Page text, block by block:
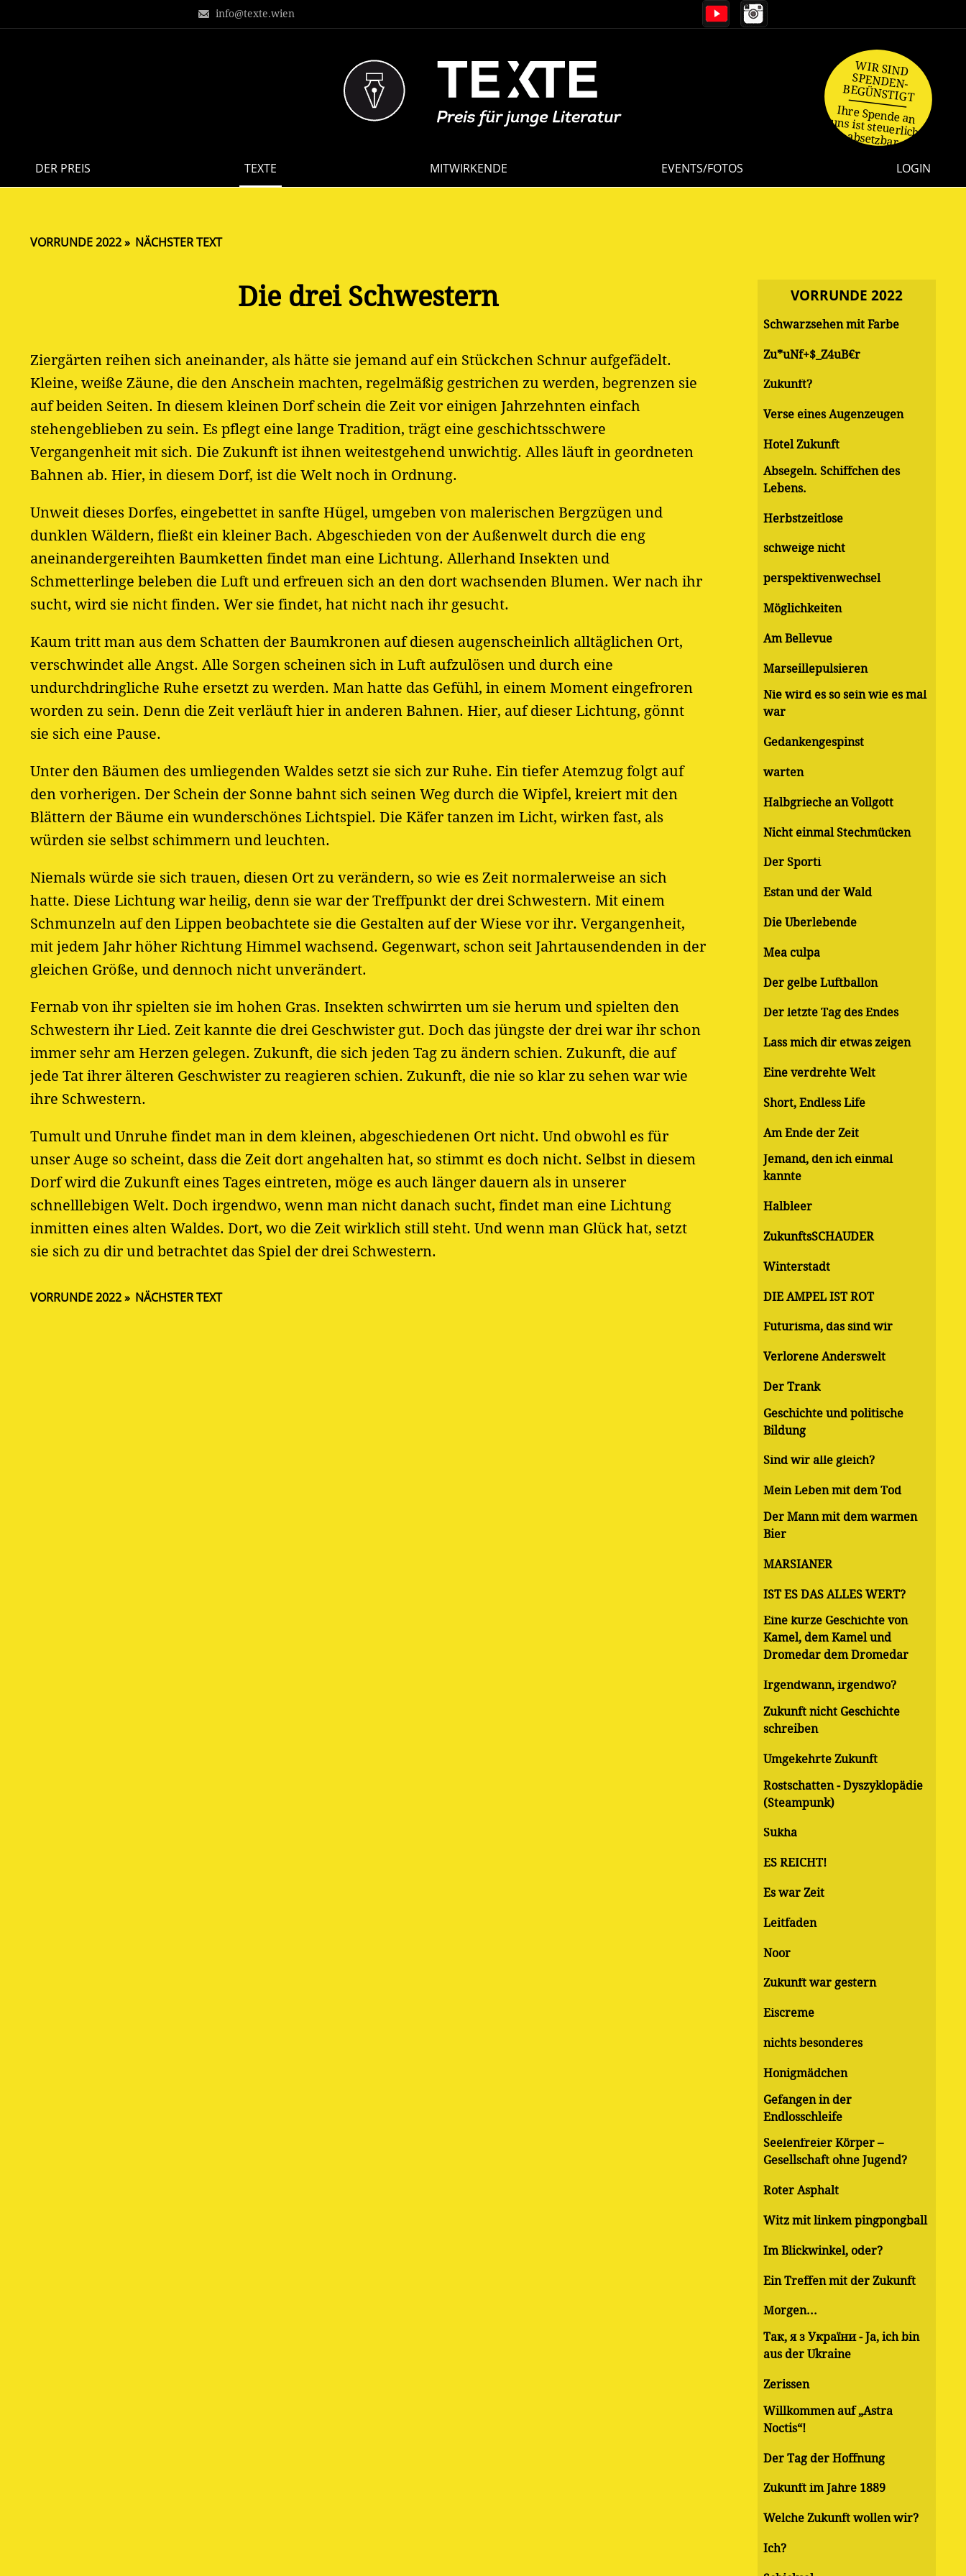
info@texte.wien
NAVIGATION
DER PREIS TEXTE MITWIRKENDE EVENTS/FOTOS LOGIN
WIR SIND
SPENDEN-
BEGÜNSTIGT
Ihre Spende an
uns ist steuerlich
absetzbar.
Die drei Schwestern
Ziergärten reihen sich aneinander, als hätte sie jemand auf ein Stückchen Schnur aufgefädelt.
Kleine, weiße Zäune, die den Anschein machten, regelmäßig gestrichen zu werden, begrenzen sie
auf beiden Seiten. In diesem kleinen Dorf schein die Zeit vor einigen Jahrzehnten einfach
stehengeblieben zu sein. Es pflegt eine lange Tradition, trägt eine geschichtsschwere
Vergangenheit mit sich. Die Zukunft ist ihnen weitestgehend unwichtig. Alles läuft in geordneten
Bahnen ab. Hier, in diesem Dorf, ist die Welt noch in Ordnung.
Unweit dieses Dorfes, eingebettet in sanfte Hügel, umgeben von malerischen Bergzügen und
dunklen Wäldern, fließt ein kleiner Bach. Abgeschieden von der Außenwelt durch die eng
aneinandergereihten Baumketten findet man eine Lichtung. Allerhand Insekten und
Schmetterlinge beleben die Luft und erfreuen sich an den dort wachsenden Blumen. Wer nach ihr
sucht, wird sie nicht finden. Wer sie findet, hat nicht nach ihr gesucht.
Kaum tritt man aus dem Schatten der Baumkronen auf diesen augenscheinlich alltäglichen Ort,
verschwindet alle Angst. Alle Sorgen scheinen sich in Luft aufzulösen und durch eine
undurchdringliche Ruhe ersetzt zu werden. Man hatte das Gefühl, in einem Moment eingefroren
worden zu sein. Denn die Zeit verläuft hier in anderen Bahnen. Hier, auf dieser Lichtung, gönnt
sie sich eine Pause.
Unter den Bäumen des umliegenden Waldes setzt sie sich zur Ruhe. Ein tiefer Atemzug folgt auf
den vorherigen. Der Schein der Sonne bahnt sich seinen Weg durch die Wipfel, kreiert mit den
Blättern der Bäume ein wunderschönes Lichtspiel. Die Käfer tanzen im Licht, wirken fast, als
würden sie selbst schimmern und leuchten.
Niemals würde sie sich trauen, diesen Ort zu verändern, so wie es Zeit normalerweise an sich
hatte. Diese Lichtung war heilig, denn sie war der Treffpunkt der drei Schwestern. Mit einem
Schmunzeln auf den Lippen beobachtete sie die Gestalten auf der Wiese vor ihr. Vergangenheit,
mit jedem Jahr höher Richtung Himmel wachsend. Gegenwart, schon seit Jahrtausendenden in der
gleichen Größe, und dennoch nicht unverändert.
Fernab von ihr spielten sie im hohen Gras. Insekten schwirrten um sie herum und spielten den
Schwestern ihr Lied. Zeit kannte die drei Geschwister gut. Doch das jüngste der drei war ihr schon
immer sehr am Herzen gelegen. Zukunft, die sich jeden Tag zu ändern schien. Zukunft, die auf
jede Tat ihrer älteren Geschwister zu reagieren schien. Zukunft, die nie so klar zu sehen war wie
ihre Schwestern.
Tumult und Unruhe findet man in dem kleinen, abgeschiedenen Ort nicht. Und obwohl es für
unser Auge so scheint, dass die Zeit dort angehalten hat, so stimmt es doch nicht. Selbst in diesem
Dorf wird die Zukunft eines Tages eintreten, möge es auch länger dauern als in unserer
schnelllebigen Welt. Doch irgendwo, wenn man nicht danach sucht, findet man eine Lichtung
inmitten eines alten Waldes. Dort, wo die Zeit wirklich still steht. Und wenn man Glück hat, setzt
sie sich zu dir und betrachtet das Spiel der drei Schwestern.
VORRUNDE 2022 NÄCHSTER TEXT
VORRUNDE 2022 NÄCHSTER TEXT
VORRUNDE 2022
Schwarzsehen mit Farbe
Zu*uNf+$_Z4uB€r
Zukunft?
Verse eines Augenzeugen
Hotel Zukunft
Absegeln. Schiffchen des
Lebens.
Herbstzeitlose
schweige nicht
perspektivenwechsel
Möglichkeiten
Am Bellevue
Marseillepulsieren
Nie wird es so sein wie es mal
war
Gedankengespinst
warten
Halbgrieche an Vollgott
Nicht einmal Stechmücken
Der Sporti
Estan und der Wald
Die Überlebende
Mea culpa
Der gelbe Luftballon
Der letzte Tag des Endes
Lass mich dir etwas zeigen
Eine verdrehte Welt
Short, Endless Life
Am Ende der Zeit
Jemand, den ich einmal
kannte
Halbleer
ZukunftsSCHAUDER
Winterstadt
DIE AMPEL IST ROT
Futurisma, das sind wir
Verlorene Anderswelt
Der Trank
Geschichte und politische
Bildung
Sind wir alle gleich?
Mein Leben mit dem Tod
Der Mann mit dem warmen
Bier
MARSIANER
IST ES DAS ALLES WERT?
Eine kurze Geschichte von
Kamel, dem Kamel und
Dromedar dem Dromedar
Irgendwann, irgendwo?
Zukunft nicht Geschichte
schreiben
Umgekehrte Zukunft
Rostschatten - Dyszyklopädie
(Steampunk)
Sukha
ES REICHT!
Es war Zeit
Leitfaden
Noor
Zukunft war gestern
Eiscreme
nichts besonderes
Honigmädchen
Gefangen in der
Endlosschleife
Seelenfreier Körper –
Gesellschaft ohne Jugend?
Roter Asphalt
Witz mit linkem pingpongball
Im Blickwinkel, oder?
Ein Treffen mit der Zukunft
Morgen...
Так, я з України - Ja, ich bin
aus der Ukraine
Zerissen
Willkommen auf „Astra
Noctis“!
Der Tag der Hoffnung
Zukunft im Jahre 1889
Welche Zukunft wollen wir?
Ich?